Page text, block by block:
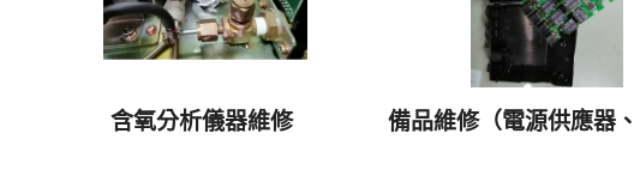
含氧分析儀器維修